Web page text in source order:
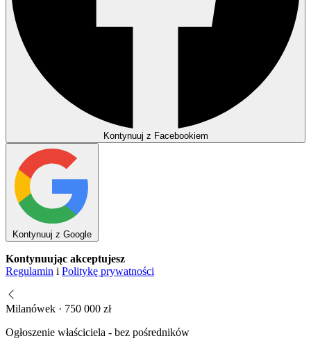
Kontynuuj z Facebookiem
Kontynuuj z Google
Kontynuując akceptujesz
Regulamin i Politykę prywatności
Milanówek · 750 000 zł
Ogłoszenie właściciela - bez pośredników